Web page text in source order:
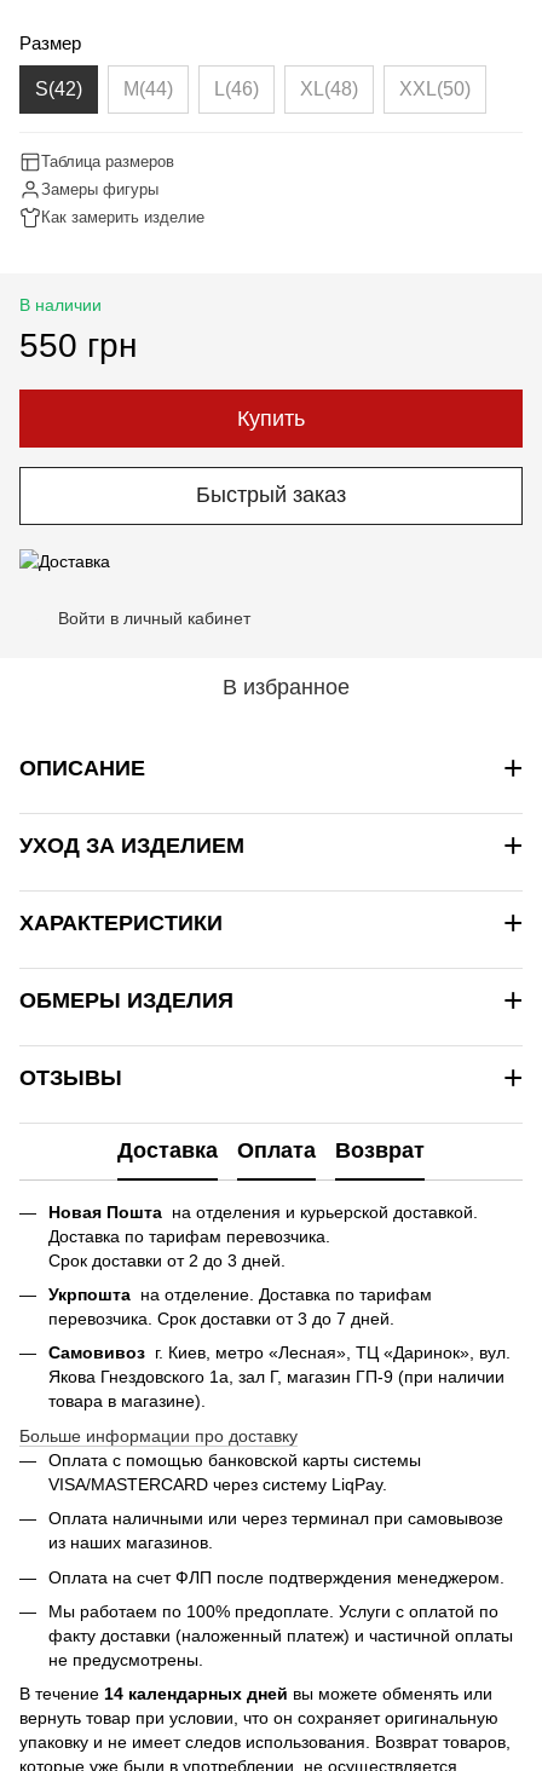
Размер
S(42) M(44) L(46) XL(48) XXL(50)
Таблица размеров
Замеры фигуры
Как замерить изделие
В наличии
550 грн
Купить
Быстрый заказ
Войти в личный кабинет
В избранное
ОПИСАНИЕ +
УХОД ЗА ИЗДЕЛИЕМ +
ХАРАКТЕРИСТИКИ +
ОБМЕРЫ ИЗДЕЛИЯ +
ОТЗЫВЫ +
Доставка Оплата Возврат
Новая Пошта на отделения и курьерской доставкой.
Доставка по тарифам перевозчика.
Срок доставки от 2 до 3 дней.
Укрпошта на отделение. Доставка по тарифам
перевозчика. Срок доставки от 3 до 7 дней.
Самовивоз г. Киев, метро «Лесная», ТЦ «Даринок», вул.
Якова Гнездовского 1а, зал Г, магазин ГП-9 (при наличии
товара в магазине).
Больше информации про доставку
Оплата с помощью банковской карты системы
VISA/MASTERCARD через систему LiqPay.
Оплата наличными или через терминал при самовывозе
из наших магазинов.
Оплата на счет ФЛП после подтверждения менеджером.
Мы работаем по 100% предоплате. Услуги с оплатой по
факту доставки (наложенный платеж) и частичной оплаты
не предусмотрены.
В течение 14 календарных дней вы можете обменять или
вернуть товар при условии, что он сохраняет оригинальную
упаковку и не имеет следов использования. Возврат товаров,
которые уже были в употреблении, не осуществляется.